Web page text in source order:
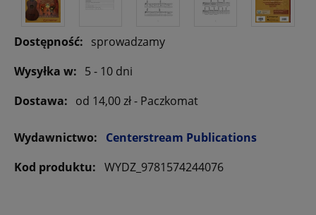
Dostępność: sprowadzamy
Wysyłka w: 5 - 10 dni
Dostawa: od 14,00 zł- Paczkomat
Wydawnictwo:
Centerstream Publications
Kod produktu: WYDZ_9781574244076